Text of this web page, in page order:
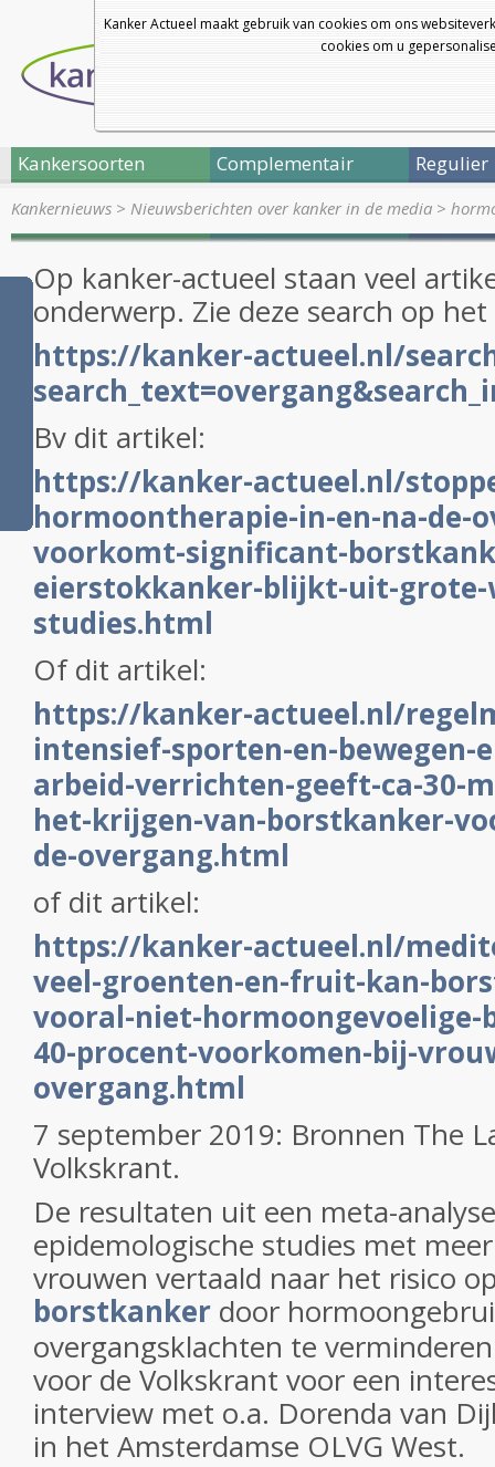
Kanker Actueel maakt gebruik van cookies om ons
cookies om u
Kankersoorten Complementair Regulier
Kankernieuws > Nieuwsberichten over kanker in de media >
Op kanker-actueel staan veel
onderwerp. Zie deze search op
https://kanker-actueel.nl/
Bv dit artikel:
https://kanker-actueel.nl/
hormoontherapie-in-en-na-de-
voorkomt-significant-
eierstokkanker-blijkt-uit-grote-
studies.html
Of dit artikel:
https://kanker-actueel.nl/
intensief-sporten-en-bewegen-
arbeid-verrichten-geeft-ca-30-
het-krijgen-van-borstkanker-
de-overgang.html
of dit artikel:
https://kanker-actueel.nl/
veel-groenten-en-fruit-kan-
vooral-niet-
40-procent-voorkomen-bij-
overgang.html
7 september 2019: Bronnen The
Volkskrant.
De resultaten uit een meta-
epidemologische studies met
vrouwen vertaald naar het risico
borstkanker door
overgangsklachten te
voor de Volkskrant voor een
interview met o.a. Dorenda van
in het Amsterdamse OLVG West.